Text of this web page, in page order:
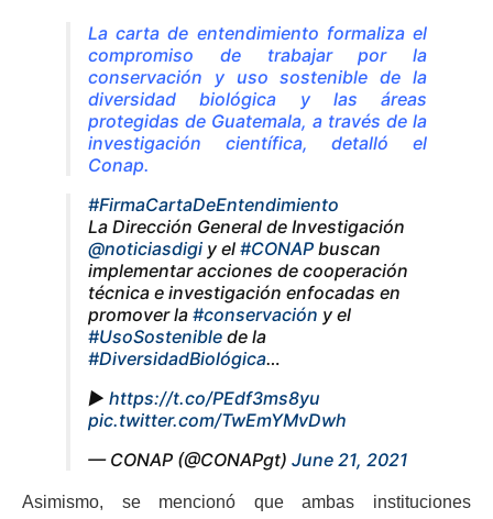
La carta de entendimiento formaliza el
compromiso de trabajar por la
conservación y uso sostenible de la
diversidad biológica y las áreas
protegidas de Guatemala, a través de la
investigación científica, detalló el
Conap.
#FirmaCartaDeEntendimiento
La Dirección General de Investigación
@noticiasdigi y el #CONAP buscan
implementar acciones de cooperación
técnica e investigación enfocadas en
promover la #conservación y el
#UsoSostenible de la
#DiversidadBiológica…
▶ https://t.co/PEdf3ms8yu
pic.twitter.com/TwEmYMvDwh
— CONAP (@CONAPgt) June 21, 2021
Asimismo, se mencionó que ambas instituciones